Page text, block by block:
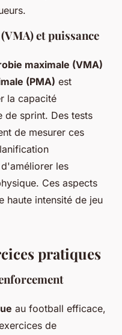
et puissance
maximale (VMA)
(PMA) est
la capacité
de sprint. Des tests
de mesurer ces
les
Ces aspects
haute intensité de jeu
pratiques
au football efficace,
de